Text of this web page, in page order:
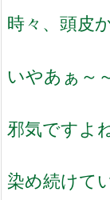
時々、頭皮
いやあぁ～
邪気ですよね
染め続けて